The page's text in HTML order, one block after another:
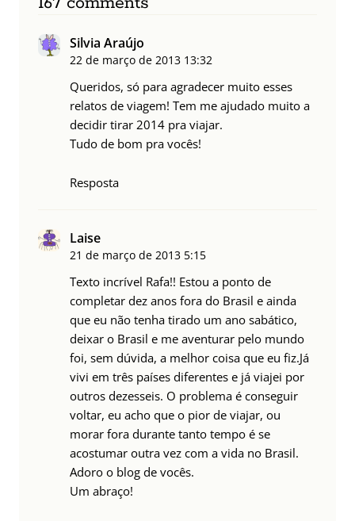
Silvia Araújo
22 de março de 2013 13:32
Queridos, só para agradecer muito esses
relatos de viagem! Tem me ajudado muito a
decidir tirar 2014 pra viajar.
Tudo de bom pra vocês!
Resposta
Laise
21 de março de 2013 5:15
Texto incrível Rafa!! Estou a ponto de
completar dez anos fora do Brasil e ainda
que eu não tenha tirado um ano sabático,
deixar o Brasil e me aventurar pelo mundo
foi, sem dúvida, a melhor coisa que eu fiz.Já
vivi em três países diferentes e já viajei por
outros dezesseis. O problema é conseguir
voltar, eu acho que o pior de viajar, ou
morar fora durante tanto tempo é se
acostumar outra vez com a vida no Brasil.
Adoro o blog de vocês.
Um abraço!